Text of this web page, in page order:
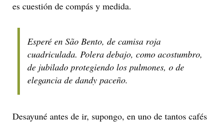
es cuestión de compás y medida.
Esperé en São Bento, de camisa roja
cuadriculada. Polera debajo, como acostumbro,
de jubilado protegiendo los pulmones, o de
elegancia de dandy paceño.
Desayuné antes de ir, supongo, en uno de tantos cafés